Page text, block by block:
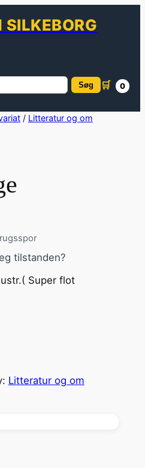
Søg 🛒 0
/ Litteratur og om
tilstanden?
Super flot
Litteratur og om